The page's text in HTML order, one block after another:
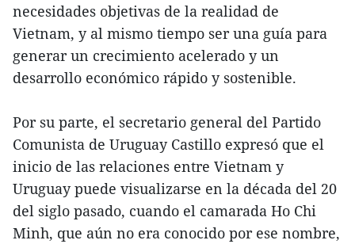
necesidades objetivas de la realidad de
Vietnam, y al mismo tiempo ser una guía para
generar un crecimiento acelerado y un
desarrollo económico rápido y sostenible.
Por su parte, el secretario general del Partido
Comunista de Uruguay Castillo expresó que el
inicio de las relaciones entre Vietnam y
Uruguay puede visualizarse en la década del 20
del siglo pasado, cuando el camarada Ho Chi
Minh, que aún no era conocido por ese nombre,